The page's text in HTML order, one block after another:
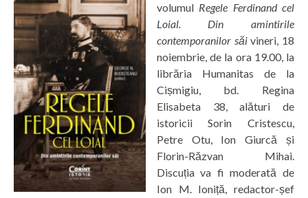
volumul Regele Ferdinand cel
Loial. Din amintirile
contemporanilor săivineri, 18
noiembrie, de la ora 19.00, la
librăria Humanitas de la
Cișmigiu, bd. Regina
Elisabeta 38, alături de
istoricii Sorin Cristescu,
Petre Otu, Ion Giurcă și
Florin-Răzvan Mihai.
Discuția va fi moderată de
Ion M. Ioniță, redactor-șef